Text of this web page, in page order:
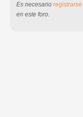
Es necesario registrarse
en este foro.